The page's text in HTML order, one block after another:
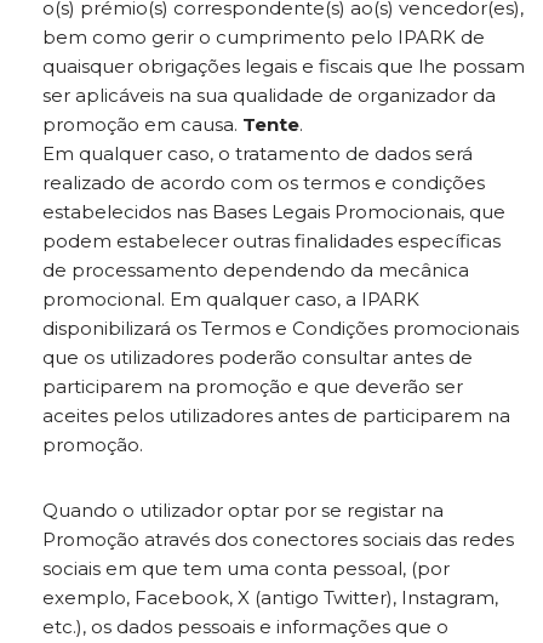
o(s) prémio(s) correspondente(s) ao(s) vencedor(es),
bem como gerir o cumprimento pelo IPARK de
quaisquer obrigações legais e fiscais que lhe possam
ser aplicáveis na sua qualidade de organizador da
promoção em causa. Tente.
Em qualquer caso, o tratamento de dados será
realizado de acordo com os termos e condições
estabelecidos nas Bases Legais Promocionais, que
podem estabelecer outras finalidades específicas
de processamento dependendo da mecânica
promocional. Em qualquer caso, a IPARK
disponibilizará os Termos e Condições promocionais
que os utilizadores poderão consultar antes de
participarem na promoção e que deverão ser
aceites pelos utilizadores antes de participarem na
promoção.
Quando o utilizador optar por se registar na
Promoção através dos conectores sociais das redes
sociais em que tem uma conta pessoal, (por
exemplo, Facebook, X (antigo Twitter), Instagram,
etc.), os dados pessoais e informações que o